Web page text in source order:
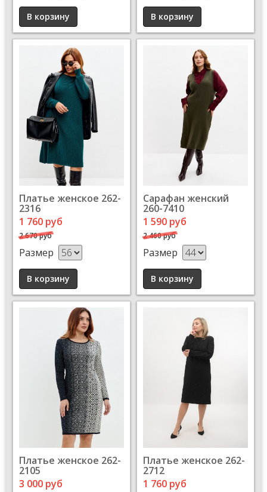
Платье женское 262-
2316
1 760 руб
2 670 руб
Размер
Сарафан женский
260-7410
1 590 руб
2 460 руб
Размер
Платье женское 262-
2105
3 000 руб
Платье женское 262-
2712
1 760 руб